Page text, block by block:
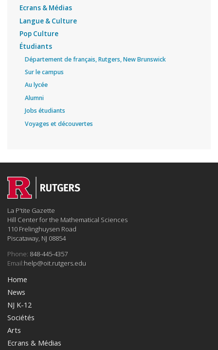
Ecrans & Médias
Langue & Culture
Pop Culture
Étudiants
Département de français, Rutgers, New Brunswick
Sur le campus
Au lycée
Alumni
Jobs étudiants
Voyages et découvertes
Home
News
NJ K-12
Sociétés
Arts
Ecrans & Médias
La P'tite Gazette
Hill Center for the Mathematical Sciences
110 Frelinghuysen Road
Piscataway, NJ 08854
Phone: 848-445-4357
Email:help@oit.rutgers.edu